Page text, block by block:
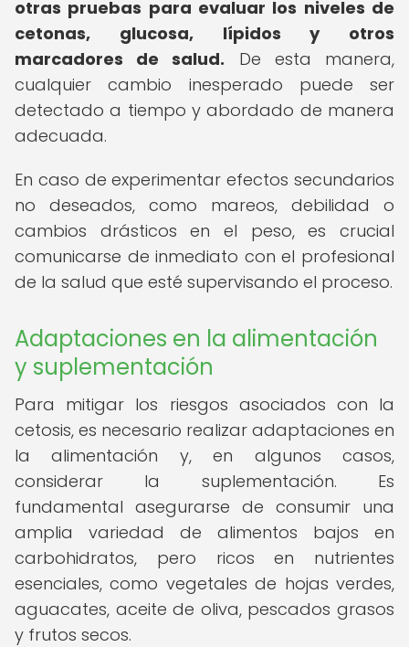
otras pruebas para evaluar los niveles de
cetonas, glucosa, lípidos y otros
marcadores de salud. De esta manera,
cualquier cambio inesperado puede ser
detectado a tiempo y abordado de manera
adecuada.
En caso de experimentar efectos secundarios
no deseados, como mareos, debilidad o
cambios drásticos en el peso, es crucial
comunicarse de inmediato con el profesional
de la salud que esté supervisando el proceso.
Adaptaciones en la alimentación
y suplementación
Para mitigar los riesgos asociados con la
cetosis, es necesario realizar adaptaciones en
la alimentación y, en algunos casos,
considerar la suplementación. Es
fundamental asegurarse de consumir una
amplia variedad de alimentos bajos en
carbohidratos, pero ricos en nutrientes
esenciales, como vegetales de hojas verdes,
aguacates, aceite de oliva, pescados grasos
y frutos secos.